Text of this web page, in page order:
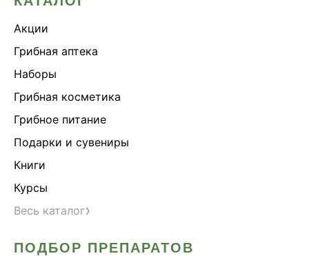
Акции
Грибная аптека
Наборы
Грибная косметика
Грибное питание
Подарки и сувениры
Книги
Курсы
Весь каталог›
ПОДБОР ПРЕПАРАТОВ